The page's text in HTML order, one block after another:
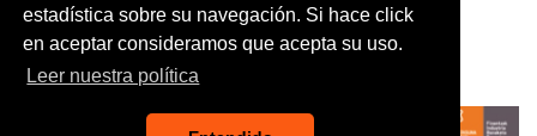
estadística sobre su navegación. Si hace click
en aceptar consideramos que acepta su uso.
Leer nuestra política
AVISO LEGAL
POLITICA DE PRIVACIDAD
USO DE COOKIES